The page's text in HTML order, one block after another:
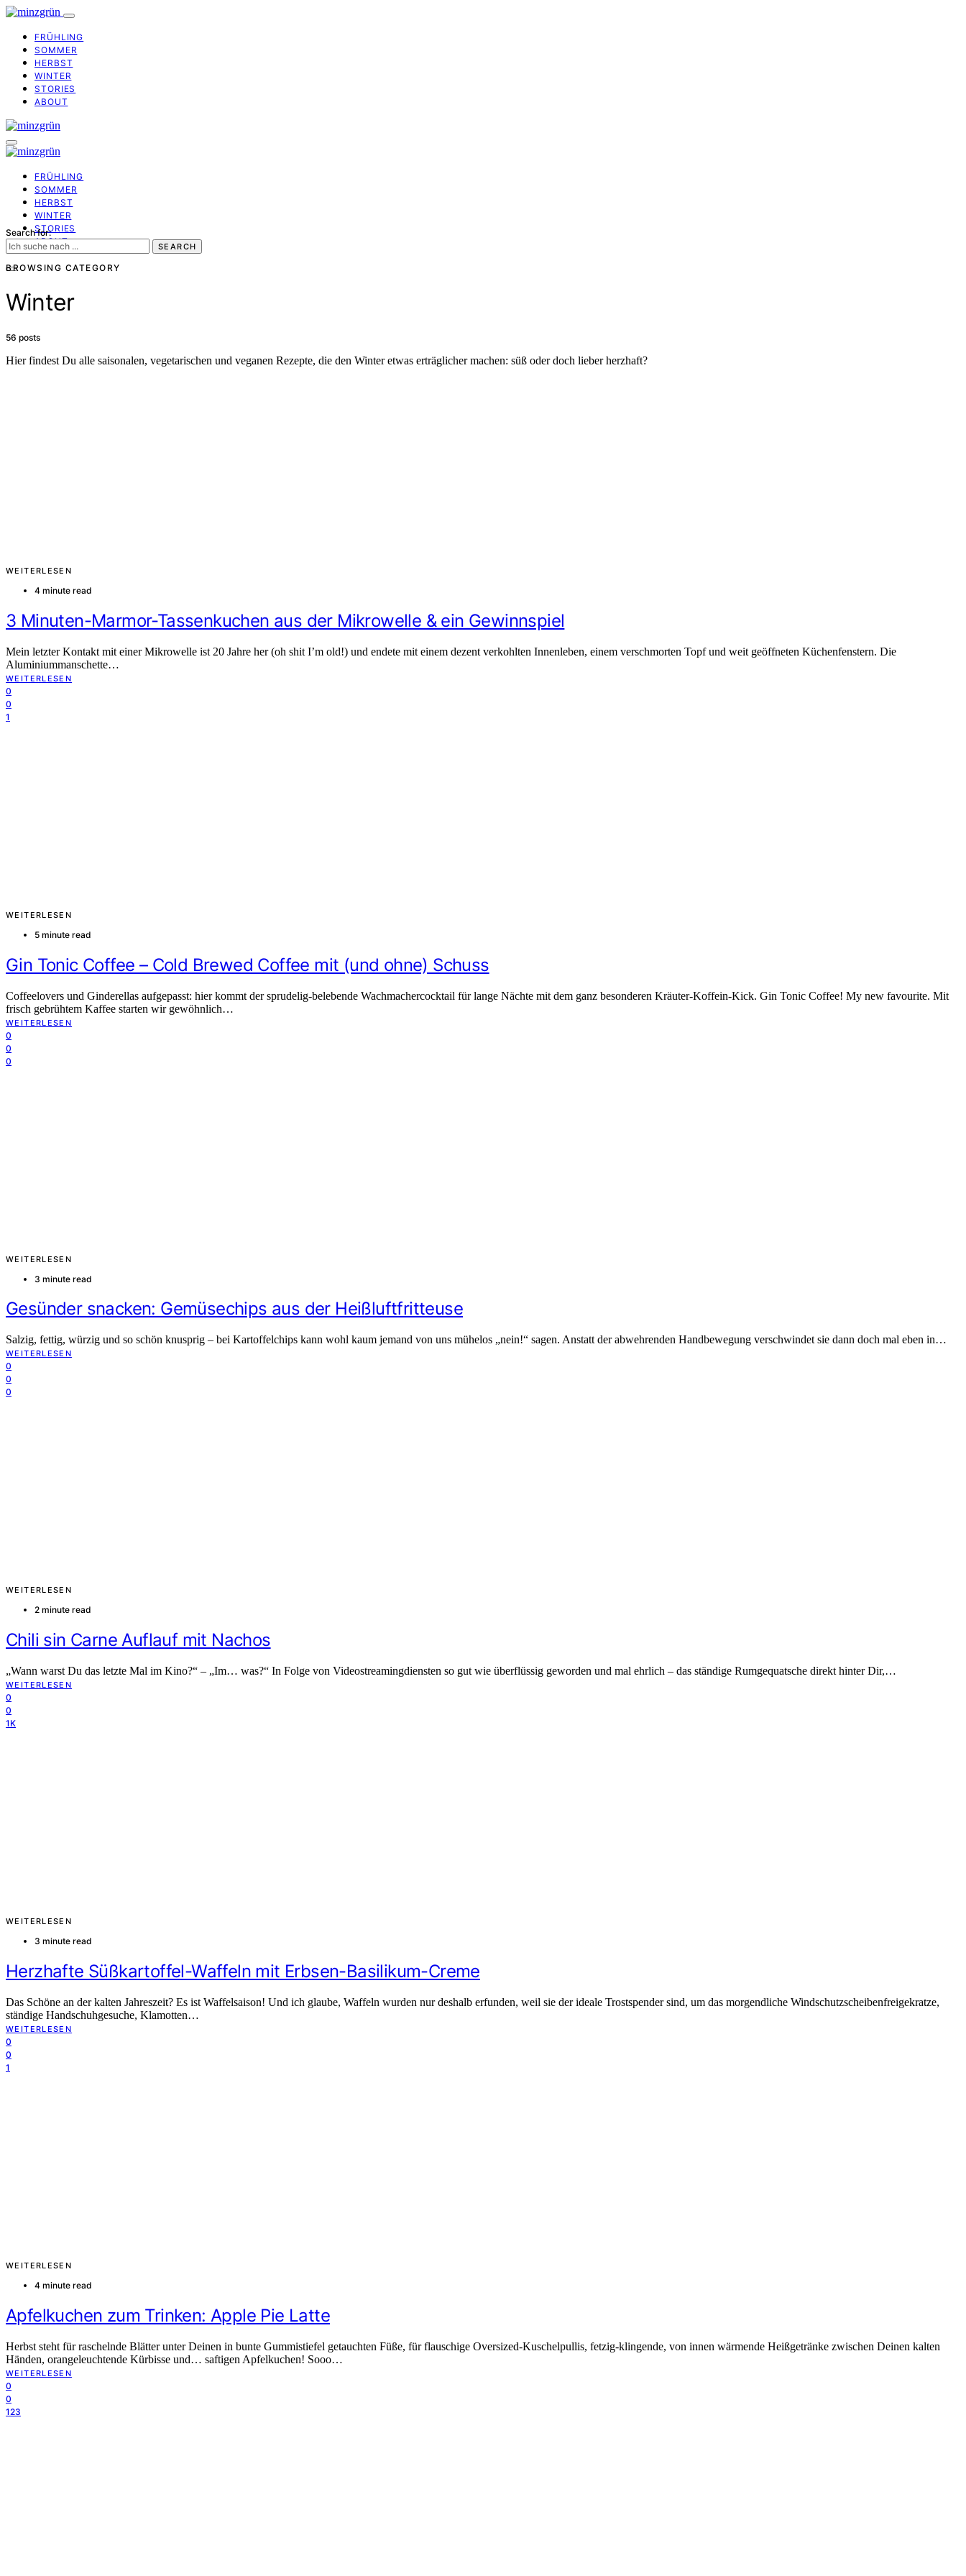
FRÜHLING
SOMMER
HERBST
WINTER
STORIES
ABOUT
FRÜHLING
SOMMER
HERBST
WINTER
STORIES
ABOUT
Search for:
SEARCH
BROWSING CATEGORY
Winter
56 posts
Hier findest Du alle saisonalen, vegetarischen und veganen Rezepte, die den Winter etwas erträglicher machen: süß oder doch lieber herzhaft?
WEITERLESEN
4 minute read
3 Minuten-Marmor-Tassenkuchen aus der Mikrowelle & ein Gewinnspiel
Mein letzter Kontakt mit einer Mikrowelle ist 20 Jahre her (oh shit I’m old!) und endete mit einem dezent verkohlten Innenleben, einem verschmorten Topf und weit geöffneten Küchenfenstern. Die
Aluminiummanschette…
WEITERLESEN
0
0
1
WEITERLESEN
5 minute read
Gin Tonic Coffee – Cold Brewed Coffee mit (und ohne) Schuss
Coffeelovers und Ginderellas aufgepasst: hier kommt der sprudelig-belebende Wachmachercocktail für lange Nächte mit dem ganz besonderen Kräuter-Koffein-Kick. Gin Tonic Coffee! My new favourite. Mit
frisch gebrühtem Kaffee starten wir gewöhnlich…
WEITERLESEN
0
0
0
WEITERLESEN
3 minute read
Gesünder snacken: Gemüsechips aus der Heißluftfritteuse
Salzig, fettig, würzig und so schön knusprig – bei Kartoffelchips kann wohl kaum jemand von uns mühelos „nein!“ sagen. Anstatt der abwehrenden Handbewegung verschwindet sie dann doch mal eben in…
WEITERLESEN
0
0
0
WEITERLESEN
2 minute read
Chili sin Carne Auflauf mit Nachos
„Wann warst Du das letzte Mal im Kino?“ – „Im… was?“ In Folge von Videostreamingdiensten so gut wie überflüssig geworden und mal ehrlich – das ständige Rumgequatsche direkt hinter Dir,…
WEITERLESEN
0
0
1K
WEITERLESEN
3 minute read
Herzhafte Süßkartoffel-Waffeln mit Erbsen-Basilikum-Creme
Das Schöne an der kalten Jahreszeit? Es ist Waffelsaison! Und ich glaube, Waffeln wurden nur deshalb erfunden, weil sie der ideale Trostspender sind, um das morgendliche Windschutzscheibenfreigekratze,
ständige Handschuhgesuche, Klamotten…
WEITERLESEN
0
0
1
WEITERLESEN
4 minute read
Apfelkuchen zum Trinken: Apple Pie Latte
Herbst steht für raschelnde Blätter unter Deinen in bunte Gummistiefel getauchten Füße, für flauschige Oversized-Kuschelpullis, fetzig-klingende, von innen wärmende Heißgetränke zwischen Deinen kalten
Händen, orangeleuchtende Kürbisse und… saftigen Apfelkuchen! Sooo…
WEITERLESEN
0
0
123